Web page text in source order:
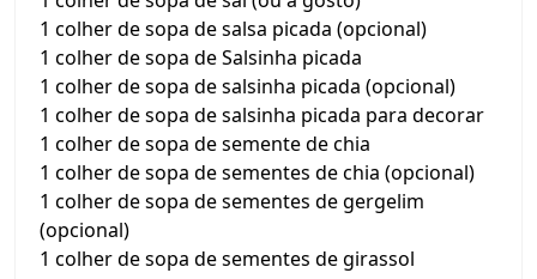
1 colher de sopa de salsa picada (opcional)
1 colher de sopa de Salsinha picada
1 colher de sopa de salsinha picada (opcional)
1 colher de sopa de salsinha picada para decorar
1 colher de sopa de semente de chia
1 colher de sopa de sementes de chia (opcional)
1 colher de sopa de sementes de gergelim
(opcional)
1 colher de sopa de sementes de girassol